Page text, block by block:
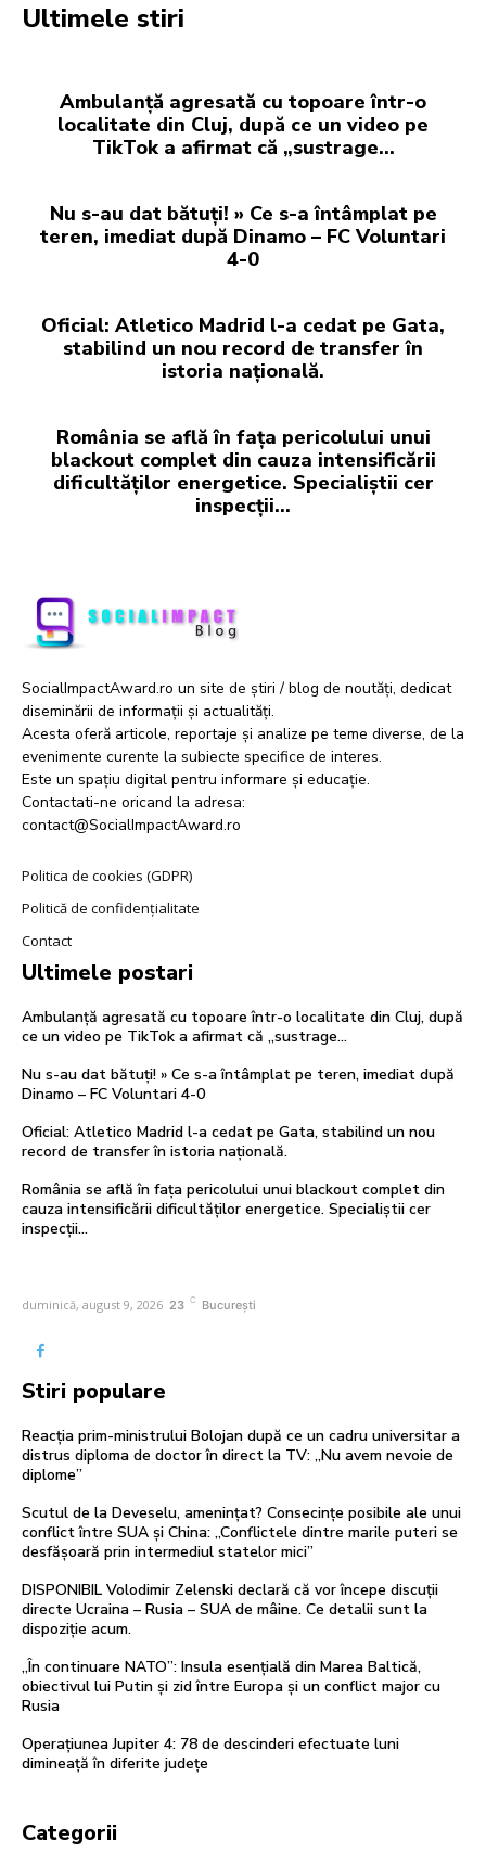
Ultimele stiri
Ambulanță agresată cu topoare într-o
localitate din Cluj, după ce un video pe
TikTok a afirmat că „sustrage…
Nu s-au dat bătuți! » Ce s-a întâmplat pe
teren, imediat după Dinamo – FC Voluntari
4-0
Oficial: Atletico Madrid l-a cedat pe Gata,
stabilind un nou record de transfer în
istoria națională.
România se află în fața pericolului unui
blackout complet din cauza intensificării
dificultăților energetice. Specialiștii cer
inspecții…
SocialImpactAward.ro un site de știri / blog de noutăți, dedicat
diseminării de informații și actualități.
Acesta oferă articole, reportaje și analize pe teme diverse, de la
evenimente curente la subiecte specifice de interes.
Este un spațiu digital pentru informare și educație.
Contactati-ne oricand la adresa:
contact@SocialImpactAward.ro
Politica de cookies (GDPR)
Politică de confidențialitate
Contact
Ultimele postari
Ambulanță agresată cu topoare într-o localitate din Cluj, după
ce un video pe TikTok a afirmat că „sustrage…
Nu s-au dat bătuți! » Ce s-a întâmplat pe teren, imediat după
Dinamo – FC Voluntari 4-0
Oficial: Atletico Madrid l-a cedat pe Gata, stabilind un nou
record de transfer în istoria națională.
România se află în fața pericolului unui blackout complet din
cauza intensificării dificultăților energetice. Specialiștii cer
inspecții…
duminică, august 9, 2026 23 C București
Stiri populare
Reacția prim-ministrului Bolojan după ce un cadru universitar a
distrus diploma de doctor în direct la TV: „Nu avem nevoie de
diplome”
Scutul de la Deveselu, amenințat? Consecințe posibile ale unui
conflict între SUA și China: „Conflictele dintre marile puteri se
desfășoară prin intermediul statelor mici”
DISPONIBIL Volodimir Zelenski declară că vor începe discuții
directe Ucraina – Rusia – SUA de mâine. Ce detalii sunt la
dispoziție acum.
„În continuare NATO”: Insula esențială din Marea Baltică,
obiectivul lui Putin și zid între Europa și un conflict major cu
Rusia
Operațiunea Jupiter 4: 78 de descinderi efectuate luni
dimineață în diferite județe
Categorii